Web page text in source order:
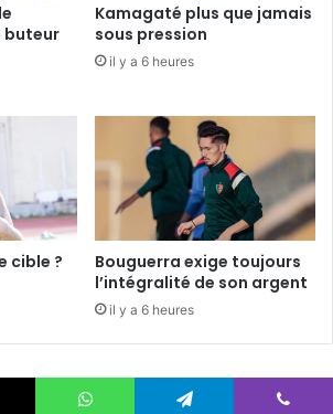
buteur
Kamagaté plus que jamais
sous pression
il y a 6 heures
cible ?
Bouguerra exige toujours
l’intégralité de son argent
il y a 6 heures